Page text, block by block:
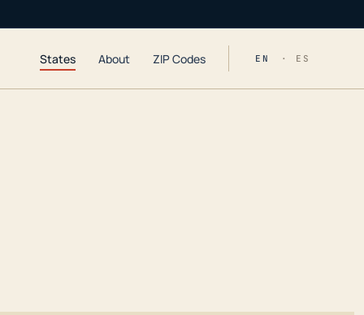
States About ZIP Codes EN · ES